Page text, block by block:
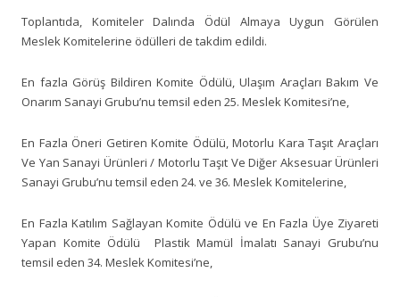
Toplantıda, Komiteler Dalında Ödül Almaya Uygun Görülen
Meslek Komitelerine ödülleri de takdim edildi.
En fazla Görüş Bildiren Komite Ödülü, Ulaşım Araçları Bakım Ve
Onarım Sanayi Grubu’nu temsil eden 25. Meslek Komitesi’ne,
En Fazla Öneri Getiren Komite Ödülü, Motorlu Kara Taşıt Araçları
Ve Yan Sanayi Ürünleri / Motorlu Taşıt Ve Diğer Aksesuar Ürünleri
Sanayi Grubu’nu temsil eden 24. ve 36. Meslek Komitelerine,
En Fazla Katılım Sağlayan Komite Ödülü ve En Fazla Üye Ziyareti
Yapan Komite Ödülü Plastik Mamül İmalatı Sanayi Grubu’nu
temsil eden 34. Meslek Komitesi’ne,